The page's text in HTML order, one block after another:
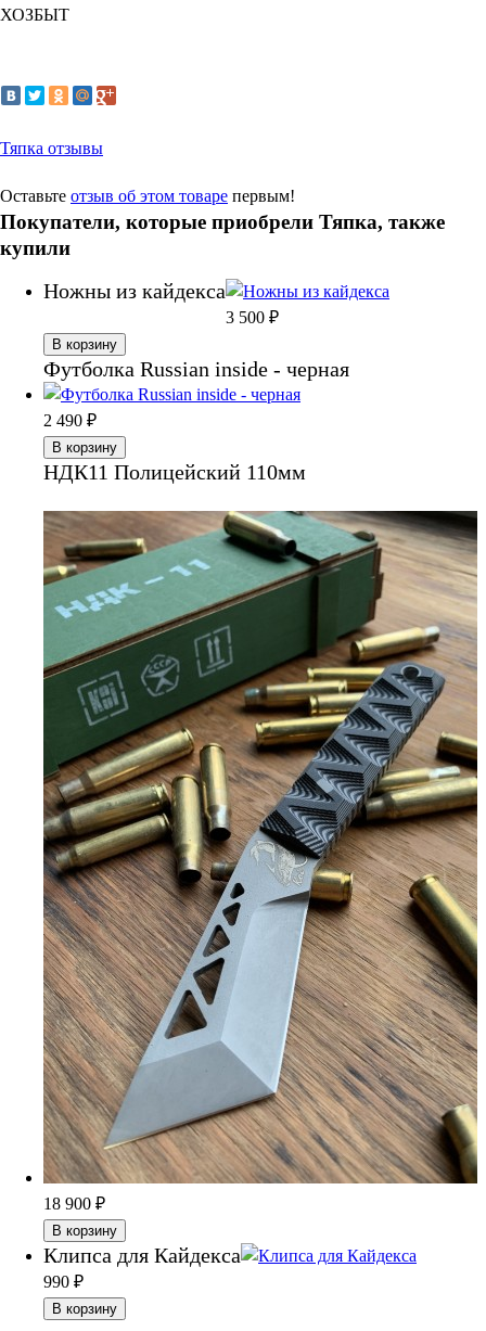
ХОЗБЫТ
Тяпка отзывы
Оставьте отзыв об этом товаре первым!
Покупатели, которые приобрели Тяпка, также
купили
Ножны из кайдекса
3 500 ₽
В корзину
Футболка Russian inside - черная
2 490 ₽
В корзину
НДК11 Полицейский 110мм
18 900 ₽
В корзину
Клипса для Кайдекса
990 ₽
В корзину